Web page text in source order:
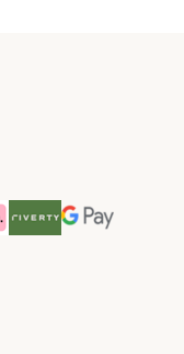
MethodMethod
Riverty Payment Method
Google Pay